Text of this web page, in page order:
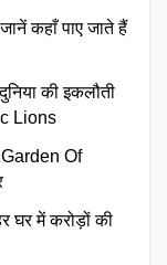
कहाँ पाए जाते हैं
की इकलौती
Lions
Garden Of
घर में करोड़ों की